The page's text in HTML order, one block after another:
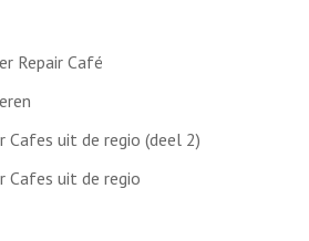
Repair Café
Cafes uit de regio (deel 2)
Cafes uit de regio